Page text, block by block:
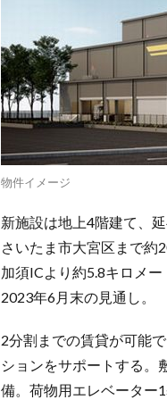
物件イメージ
新施設は地上4階建て、
さいたま市大宮区まで約
加須ICより約5.8キロメ
2023年6月末の見通し。
2分割までの賃貸が可能
ションをサポートする。
備。荷物用エレベーター